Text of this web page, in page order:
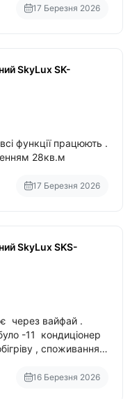
17 Березня 2026
SkyLux SK-
функції працюють .
28кв.м
17 Березня 2026
SkyLux SKS-
через вайфай .
-11 кондиціонер
, споживання
16 Березня 2026